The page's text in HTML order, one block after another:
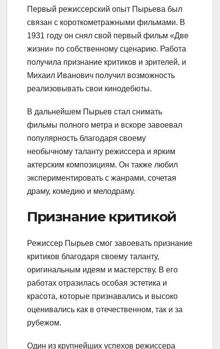
Первый режиссерский опыт Пырьева был
связан с короткометражными фильмами. В
1931 году он снял свой первый фильм «Две
жизни» по собственному сценарию. Работа
получила признание критиков и зрителей, и
Михаил Иванович получил возможность
реализовывать свои кинодебюты.
В дальнейшем Пырьев стал снимать
фильмы полного метра и вскоре завоевал
популярность благодаря своему
необычному таланту режиссера и ярким
актерским композициям. Он также любил
экспериментировать с жанрами, сочетая
драму, комедию и мелодраму.
Признание критикой
Режиссер Пырьев смог завоевать признание
критиков благодаря своему таланту,
оригинальным идеям и мастерству. В его
работах отразилась особая эстетика и
красота, которые признавались и высоко
оценивались как в отечественном, так и за
рубежом.
Один из крупнейших успехов режиссера